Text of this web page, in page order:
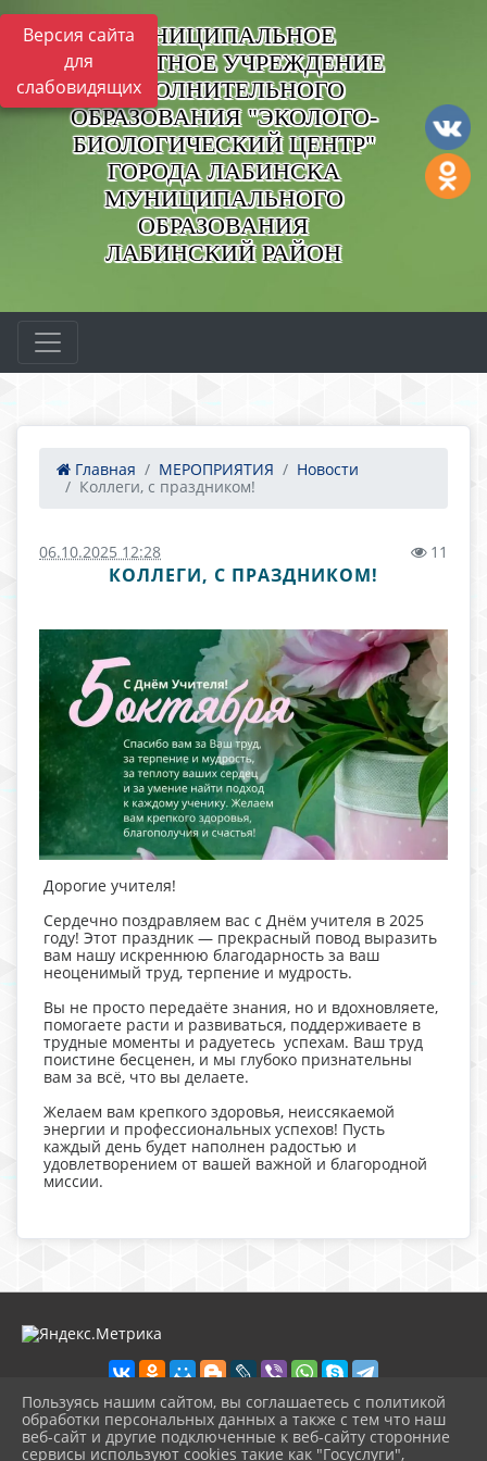
Версия сайта
для
слабовидящих
МУНИЦИПАЛЬНОЕ
БЮДЖЕТНОЕ УЧРЕЖДЕНИЕ
ДОПОЛНИТЕЛЬНОГО
ОБРАЗОВАНИЯ "ЭКОЛОГО-
БИОЛОГИЧЕСКИЙ ЦЕНТР"
ГОРОДА ЛАБИНСКА
МУНИЦИПАЛЬНОГО
ОБРАЗОВАНИЯ
ЛАБИНСКИЙ РАЙОН
Главная МЕРОПРИЯТИЯ
Новости
Коллеги, с праздником!
06.10.2025 12:28 11
КОЛЛЕГИ, С ПРАЗДНИКОМ!
Дорогие учителя!
Сердечно поздравляем вас с Днём учителя в 2025
году! Этот праздник — прекрасный повод выразить
вам нашу искреннюю благодарность за ваш
неоценимый труд, терпение и мудрость.
Вы не просто передаёте знания, но и вдохновляете,
помогаете расти и развиваться, поддерживаете в
трудные моменты и радуетесь успехам. Ваш труд
поистине бесценен, и мы глубоко признательны
вам за всё, что вы делаете.
Желаем вам крепкого здоровья, неиссякаемой
энергии и профессиональных успехов! Пусть
каждый день будет наполнен радостью и
удовлетворением от вашей важной и благородной
миссии.
2026 г. ecologcentr-labinsk.ru
Пользуясь нашим сайтом, вы соглашаетесь с политикой
обработки персональных данных а также с тем что наш
веб-сайт и другие подключенные к веб-сайту сторонние
сервисы используют cookies такие как "Госуслуги",